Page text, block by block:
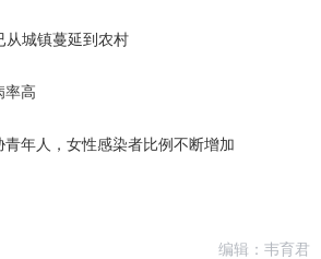
从城镇蔓延到农村
率高
青年人，女性感染者比例不断增加
编辑：韦育君